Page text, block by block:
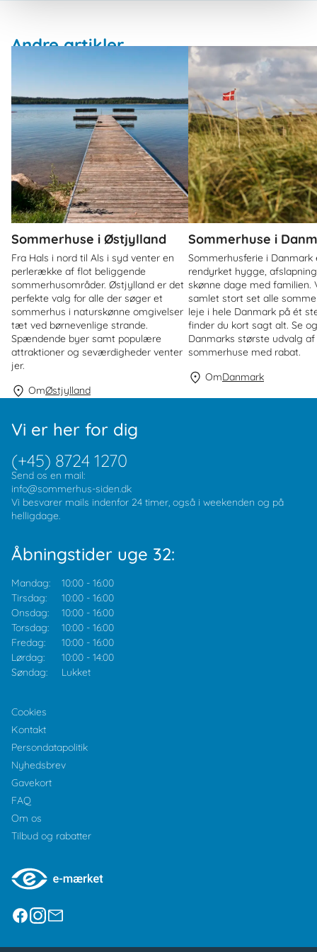
Andre artikler
Sommerhuse i Østjylland
Fra Hals i nord til Als i syd venter en
perlerække af flot beliggende
sommerhusområder. Østjylland er det
perfekte valg for alle der søger et
sommerhus i naturskønne omgivelser
tæt ved børnevenlige strande.
Spændende byer samt populære
attraktioner og seværdigheder venter
jer.
OmØstjylland
Sommerhuse i
Sommerhusferie i Danmark
rendyrket hygge,
skønne dage med familien.
samlet stort set alle
leje i hele Danmark på ét
finder du kort sagt alt. Se
Danmarks største udvalg af
sommerhuse med rabat.
OmDanmark
Vi er her for dig
(+45) 8724 1270
Send os en mail:
info@sommerhus-siden.dk
Vi besvarer mails indenfor 24 timer, også i weekenden og på
helligdage.
Åbningstider uge 32:
Mandag: 10:00 - 16:00
Tirsdag:
10:00 - 16:00
Onsdag:
10:00 - 16:00
Torsdag:
10:00 - 16:00
Fredag:
10:00 - 16:00
Lørdag:
10:00 - 14:00
Søndag:
Lukket
Cookies
Kontakt
Persondatapolitik
Nyhedsbrev
Gavekort
FAQ
Om os
Tilbud og rabatter